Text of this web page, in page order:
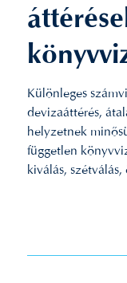
Különleges
devizaáttérés,
helyzetnek
független
kiválás,